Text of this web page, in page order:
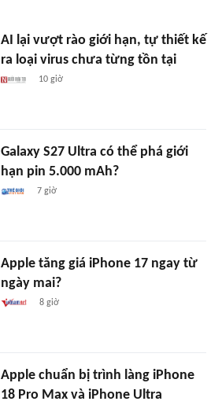
AI lại vượt rào giới hạn, tự thiết kế
ra loại virus chưa từng tồn tại
10 giờ
Galaxy S27 Ultra có thể phá giới
hạn pin 5.000 mAh?
7 giờ
Apple tăng giá iPhone 17 ngay từ
ngày mai?
8 giờ
Apple chuẩn bị trình làng iPhone
18 Pro Max và iPhone Ultra